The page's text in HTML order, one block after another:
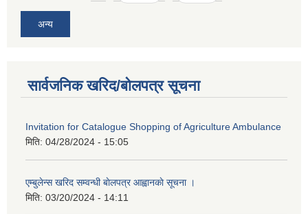
अन्य
सार्वजनिक खरिद/बोलपत्र सूचना
Invitation for Catalogue Shopping of Agriculture Ambulance
मिति: 04/28/2024 - 15:05
एम्बुलेन्स खरिद सम्वन्धी बाेलपत्र आह्वानकाे सूचना ।
मिति: 03/20/2024 - 14:11